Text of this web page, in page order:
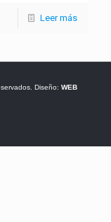
Leer más
Diseño: WEB